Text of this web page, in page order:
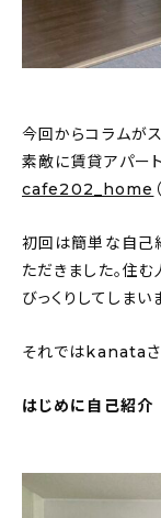
インテリア
日用品
キッチン
ギフト
キッズ
About
今回からコラムが
素敵に賃貸アパー
cafe202_home
初回は簡単な自己
ただきました。住
びっくりしてしまい
それではkanataさ
はじめに自己紹介